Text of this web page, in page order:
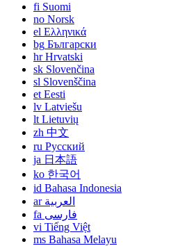
fi Suomi
no Norsk
el Ελληνικά
bg Български
hrHrvatski
sk Slovenčina
sl Slovenščina
et Eesti
lv Latviešu
lt Lietuvių
zh 中文
ru Русский
ja 日本語
ko 한국어
id Bahasa Indonesia
ar العربية
fa فارسی
vi Tiếng Việt
ms Bahasa Melayu